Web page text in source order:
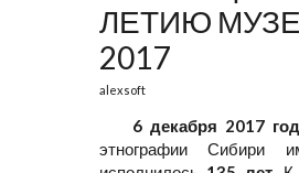
ЛЕТИЮ
2017
alexsoft
6 декабря 2017
этнографии Сибири